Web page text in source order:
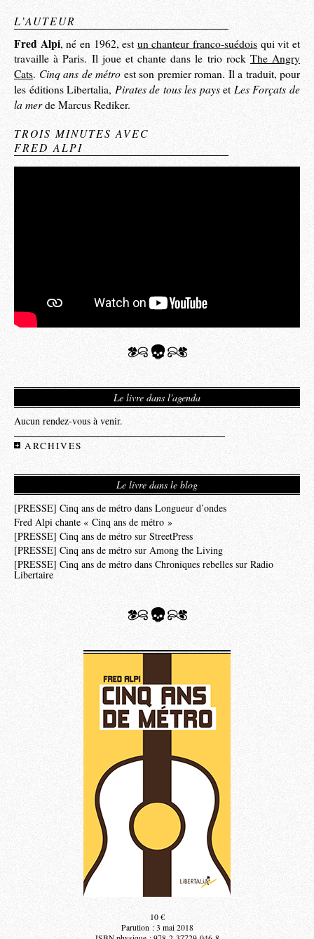
L’AUTEUR
Fred Alpi, né en 1962, est un chanteur franco-suédoisqui vit et
travaille à Paris. Il joue et chante dans le trio rock The Angry
Cats. Cinq ans de métro est son premier roman. Il a traduit, pour
les éditions Libertalia, Pirates de tous les payset Les Forçats de
la merde Marcus Rediker.
TROIS MINUTES AVEC
FRED ALPI
Le livre dans l'agenda
Aucun rendez-vous à venir.
ARCHIVES
Le livre dans le blog
[PRESSE] Cinq ans de métro dans Longueur d’ondes
Fred Alpi chante « Cinq ans de métro »
[PRESSE] Cinq ans de métro sur StreetPress
[PRESSE] Cinq ans de métro sur Among the Living
[PRESSE] Cinq ans de métro dans Chroniques rebelles sur Radio
Libertaire
10 €
Parution : 3 mai 2018